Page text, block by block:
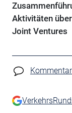
Aktivitäten
Joint Ventures